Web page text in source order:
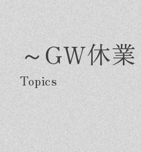
～GW休
Greeting
はじめましての方へ 私
オ